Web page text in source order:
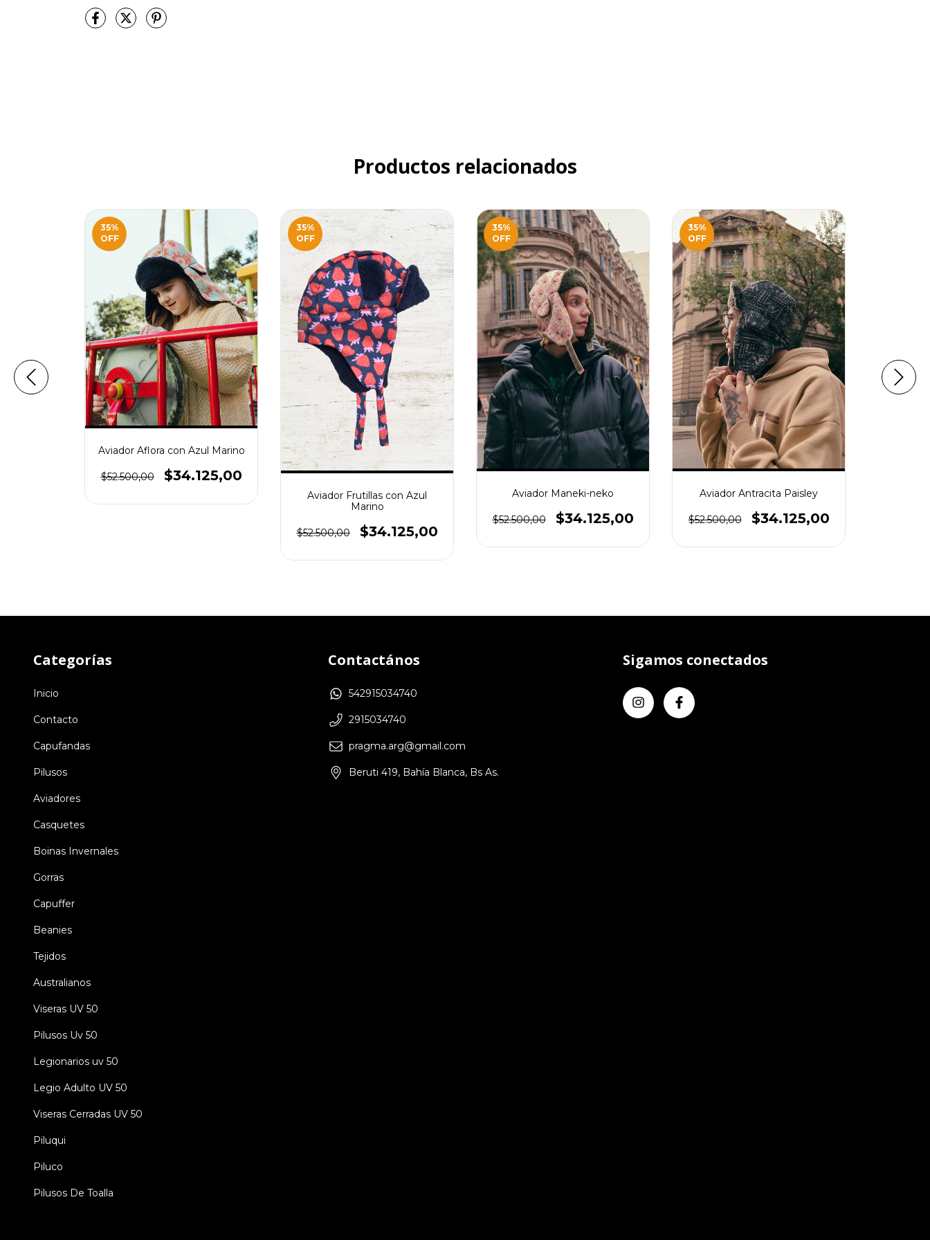
Productos relacionados
35%
OFF
Aviador Aflora con Azul Marino
$52.500,00 $34.125,00
35%
OFF
Aviador Frutillas con Azul
Marino
$52.500,00 $34.125,00
35%
OFF
Aviador Maneki-neko
$52.500,00 $34.125,00
35%
OFF
Aviador Antracita Paisley
$52.500,00 $34.125,00
Categorías
Inicio
Contacto
Capufandas
Pilusos
Aviadores
Casquetes
Boinas Invernales
Gorras
Capuffer
Beanies
Tejidos
Australianos
Viseras UV 50
Pilusos Uv 50
Legionarios uv 50
Legio Adulto UV 50
Viseras Cerradas UV 50
Piluqui
Piluco
Pilusos De Toalla
Contactános
542915034740
2915034740
pragma.arg@gmail.com
Beruti 419, Bahía Blanca, Bs As.
Sigamos conectados